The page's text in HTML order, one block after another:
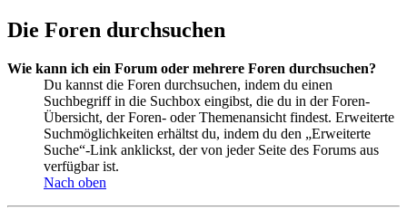
Die Foren durchsuchen
Wie kann ich ein Forum oder mehrere Foren durchsuchen?
Du kannst die Foren durchsuchen, indem du einen
Suchbegriff in die Suchbox eingibst, die du in der Foren-
Übersicht, der Foren- oder Themenansicht findest. Erweiterte
Suchmöglichkeiten erhältst du, indem du den „Erweiterte
Suche“-Link anklickst, der von jeder Seite des Forums aus
verfügbar ist.
Nach oben